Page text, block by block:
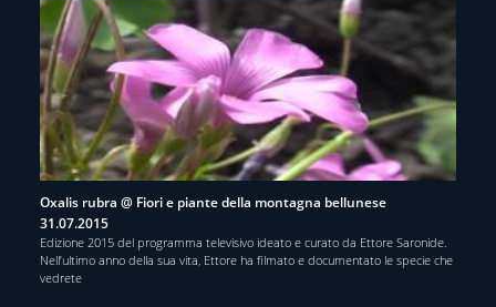
Oxalis rubra @ Fiori e piante della montagna bellunese
31.07.2015
Edizione 2015 del programma televisivo ideato e curato da Ettore Saronide.
Nell’ultimo anno della sua vita, Ettore ha filmato e documentato le specie che
vedrete